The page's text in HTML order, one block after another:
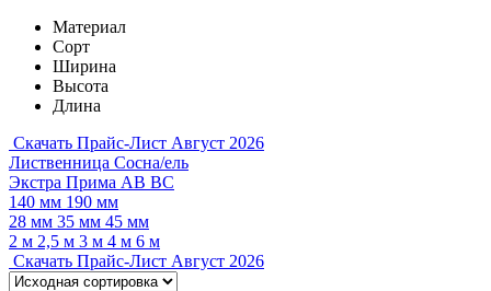
Материал
Сорт
Ширина
Высота
Длина
Скачать Прайс-Лист Август 2026
Лиственница Сосна/ель
Экстра Прима АВ ВС
140 мм 190 мм
28 мм 35 мм 45 мм
2 м 2,5 м 3 м 4 м 6 м
Скачать Прайс-Лист Август 2026